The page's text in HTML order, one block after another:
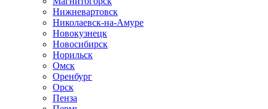
Нижневартовск
Николаевск-на-Амуре
Новокузнецк
Новосибирск
Норильск
Омск
Оренбург
Орск
Пенза